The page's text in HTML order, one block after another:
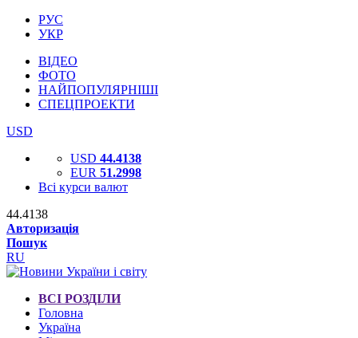
РУС
УКР
ВІДЕО
ФОТО
НАЙПОПУЛЯРНІШІ
СПЕЦПРОЕКТИ
USD
USD 44.4138
EUR 51.2998
Всі курси валют
44.4138
Авторизація
Пошук
RU
ВСІ РОЗДІЛИ
Головна
Україна